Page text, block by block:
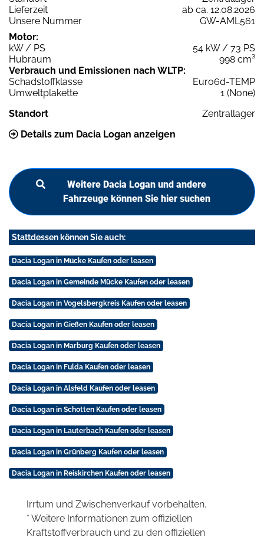
Lieferzeit
ab ca. 12.08.2026
Unsere Nummer
GW-AML561
Motor:
kW / PS
54 kW / 73 PS
Hubraum
998 cm³
Verbrauch und Emissionen nach WLTP:
Schadstoffklasse
Euro6d-TEMP
Umweltplakette
1 (None)
Standort
Zentrallager
Details zum Dacia Logan anzeigen
Weitere Dacia Logan und andere
Fahrzeuge können Sie hier suchen
Stattdessen können Sie auch:
Dacia Logan in Mücke Kaufen oder leasen
Dacia Logan in Gemeinde Mücke Kaufen oder leasen
Dacia Logan in Vogelsbergkreis Kaufen oder leasen
Dacia Logan in Gießen Kaufen oder leasen
Dacia Logan in Marburg Kaufen oder leasen
Dacia Logan in Fulda Kaufen oder leasen
Dacia Logan in Alsfeld Kaufen oder leasen
Dacia Logan in Schotten Kaufen oder leasen
Dacia Logan in Lauterbach Kaufen oder leasen
Dacia Logan in Grünberg Kaufen oder leasen
Dacia Logan in Reiskirchen Kaufen oder leasen
Irrtum und Zwischenverkauf vorbehalten.
* Weitere Informationen zum offiziellen
Kraftstoffverbrauch und zu den offiziellen